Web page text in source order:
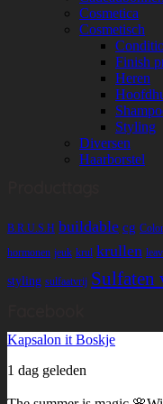
Cosmetica
Cosmetisch
Finish
Heren
Styling
Diversen
Haarborstel
B.R.U.S.H buildable cg
hormonen jeuk krul krullen
styling sulfaatvrij Sulfaten
Kapsalon it Boskje
1 dag geleden